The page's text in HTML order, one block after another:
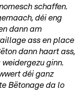
schaffen.
déi eng
dann am
ass en place
dann haart ass,
ginn.
déi ganz
Bëtonage da lo